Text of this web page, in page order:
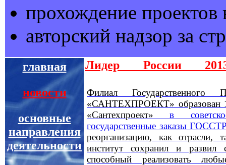
прохождение проектов
авторский надзор за
главная
новости
основные
направления
деятельности
Лидер России
Филиал Государственного
«САНТЕХПРОЕКТ» образован
«Сантехпроект»в
государственные заказы
реорганизацию, как
институт сохранил и развил
способный реализовать